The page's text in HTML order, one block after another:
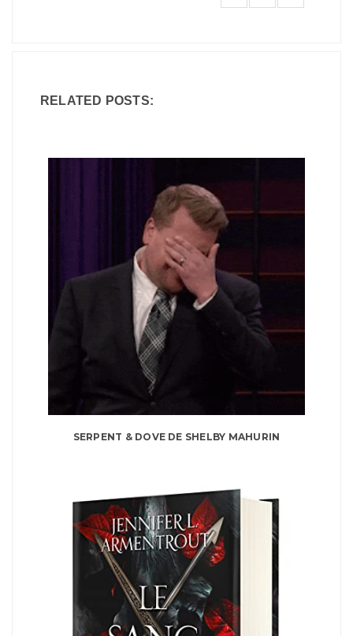
RELATED POSTS:
SERPENT & DOVE DE SHELBY MAHURIN